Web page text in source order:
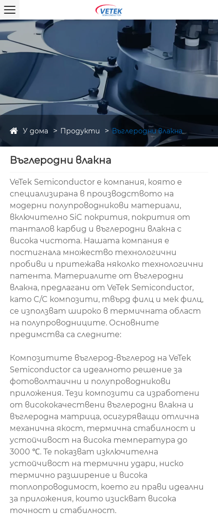
У дома Продукти Въглеродни влакна
Въглеродни влакна
VeTek Semiconductor е компания, която е
специализирана в производството на
модерни полупроводникови материали,
включително SiC покрития, покрития от
танталов карбид и въглеродни влакна с
висока чистота. Нашата компания е
постигнала множество технологични
пробиви и притежава няколко технологични
патента. Материалите от въглеродни
влакна, предлагани от VeTek Semiconductor,
като C/C композити, твърд филц и мек филц,
се използват широко в термичната област
на полупроводниците. Основните
предимства са следните:
Композитите въглерод-въглерод на VeTek
Semiconductor са идеалното решение за
фотоволтаични и полупроводникови
приложения. Тези композити са изработени
от висококачествени въглеродни влакна и
въглеродна матрица, осигуряващи отлична
механична якост, термична стабилност и
устойчивост на висока температура до
3000 ℃. Те показват изключителна
устойчивост на термични удари, ниско
термично разширение и висока
топлопроводимост, което ги прави идеални
за приложения, които изискват висока
точност и стабилност.